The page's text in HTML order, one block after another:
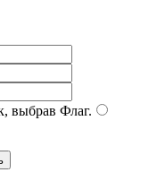
выбрав Флаг.